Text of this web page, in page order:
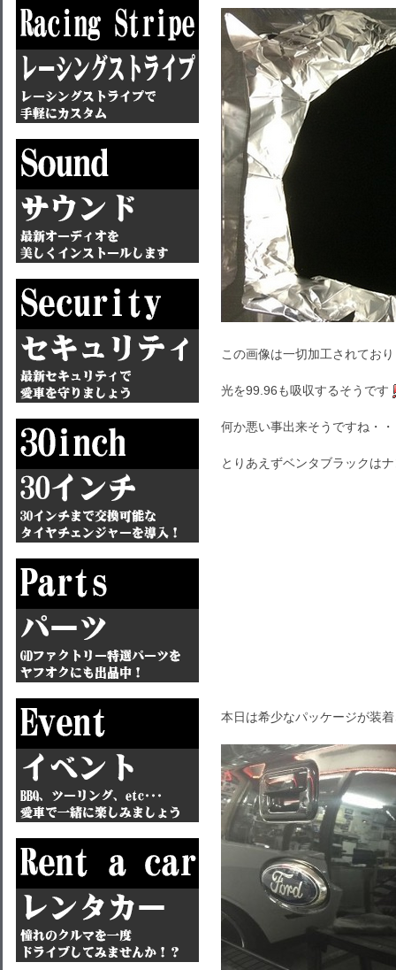
この画像は一切加工されてお
光を99.96も吸収するそうです
何か悪い事出来そうですね・
とりあえずベンタブラックは
本日は希少なパッケージが装